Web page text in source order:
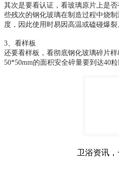
其次是要看认证，看玻璃原片上是
些残次的钢化玻璃在制造过程中烧
度，因此使用时易因高温或磕碰爆裂
3、看样板
还要看样板，看彻底钢化玻璃碎片
50*50mm的面积安全碎量要到达40粒
卫浴资讯